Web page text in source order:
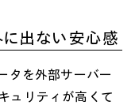
出ない安心感
タを外部サーバー
ュリティが高くて